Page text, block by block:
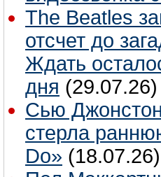
The Beatles
отсчет до
Ждать
дня (29.07.26)
Сью
стерла
Do» (18.07.26)